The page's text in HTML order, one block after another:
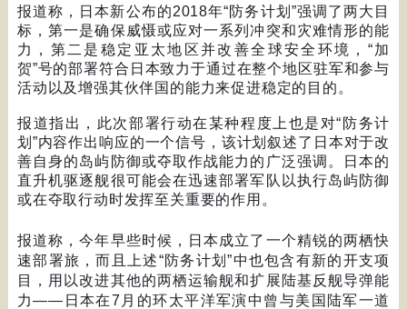
报道称，日本新公布的2018年“防务计划 ”强调了两大目
标，第一是确保威慑或应对一系列冲突和灾难情形的能
力，第二是稳定亚太地区并改善全球安全环境， “加
贺”号的部署符合日本致力于通过在整个地区驻军和参与
活动以及增强其伙伴国的能力来促进稳定的目的。
报道指出，此次部署行动在某种程度上也是对“ 防务计
划 ”内容作出响应的一个信号，该计划叙述了日本对于改
善自身的岛屿防御或夺取作战能力的广泛强调。日本的
直升机驱逐舰很可能会在迅速部署军队以执行岛屿防御
或在夺取行动时发挥至关重要的作用。
报道称，今年早些时候，日本成立了一个精锐的两栖快
速部署旅，而且上述“防务计划”中也包含有新的开支项
目，用以改进其他的两栖运输舰和扩展陆基反舰导弹能
力—— 日本在7 月的环太平洋军演中曾与美国陆军一道